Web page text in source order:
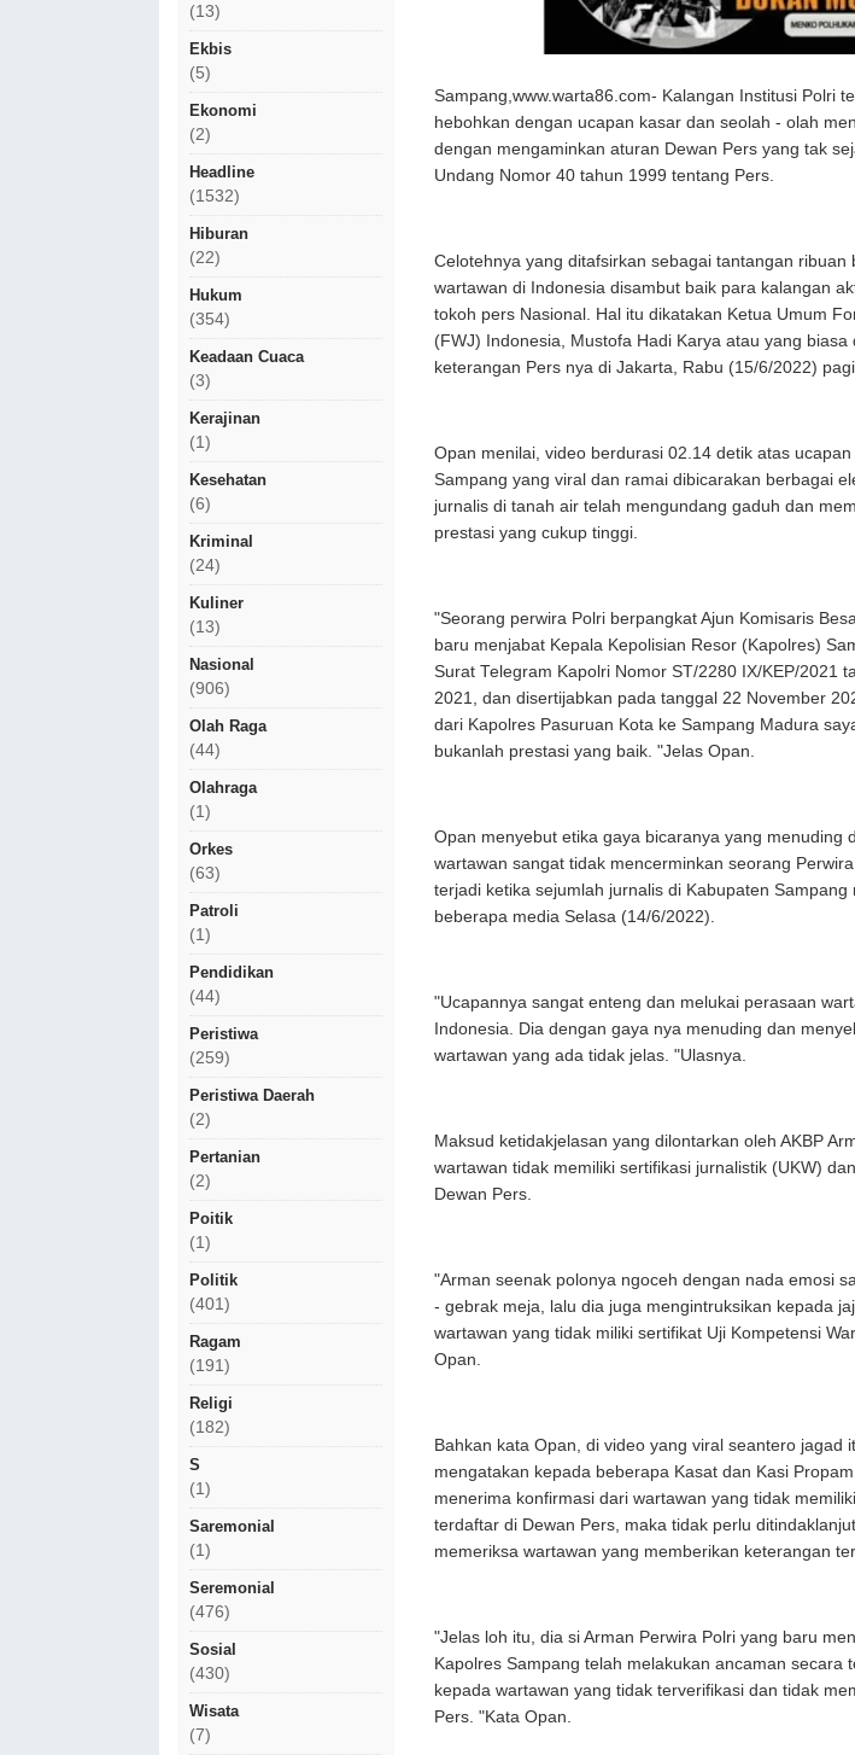
(13)
Ekbis
(5)
Ekonomi
(2)
Headline
(1532)
Hiburan
(22)
Hukum
(354)
Keadaan Cuaca
(3)
Kerajinan
(1)
Kesehatan
(6)
Kriminal
(24)
Kuliner
(13)
Nasional
(906)
Olah Raga
(44)
Olahraga
(1)
Orkes
(63)
Patroli
(1)
Pendidikan
(44)
Peristiwa
(259)
Peristiwa Daerah
(2)
Pertanian
(2)
Poitik
(1)
Politik
(401)
Ragam
(191)
Religi
(182)
S
(1)
Saremonial
(1)
Seremonial
(476)
Sosial
(430)
Wisata
(7)
Sampang,www.warta86.com- Kalangan Institusi Polri
hebohkan dengan ucapan kasar dan seolah - olah
dengan mengaminkan aturan Dewan Pers yang tak
Undang Nomor 40 tahun 1999 tentang Pers.
Celotehnya yang ditafsirkan sebagai tantangan ribuan
wartawan di Indonesia disambut baik para kalangan
tokoh pers Nasional. Hal itu dikatakan Ketua Umum
(FWJ) Indonesia, Mustofa Hadi Karya atau yang biasa
keterangan Pers nya di Jakarta, Rabu (15/6/2022) pagi.
Opan menilai, video berdurasi 02.14 detik atas ucapan
Sampang yang viral dan ramai dibicarakan berbagai
jurnalis di tanah air telah mengundang gaduh dan
prestasi yang cukup tinggi.
"Seorang perwira Polri berpangkat Ajun Komisaris
baru menjabat Kepala Kepolisian Resor (Kapolres)
Surat Telegram Kapolri Nomor ST/2280 IX/KEP/2021
2021, dan disertijabkan pada tanggal 22 November
dari Kapolres Pasuruan Kota ke Sampang Madura
bukanlah prestasi yang baik. "Jelas Opan.
Opan menyebut etika gaya bicaranya yang menuding
wartawan sangat tidak mencerminkan seorang
terjadi ketika sejumlah jurnalis di Kabupaten Sampang
beberapa media Selasa (14/6/2022).
"Ucapannya sangat enteng dan melukai perasaan
Indonesia. Dia dengan gaya nya menuding dan
wartawan yang ada tidak jelas. "Ulasnya.
Maksud ketidakjelasan yang dilontarkan oleh AKBP
wartawan tidak memiliki sertifikasi jurnalistik (UKW)
Dewan Pers.
"Arman seenak polonya ngoceh dengan nada emosi
- gebrak meja, lalu dia juga mengintruksikan kepada
wartawan yang tidak miliki sertifikat Uji Kompetensi
Opan.
Bahkan kata Opan, di video yang viral seantero jagad
mengatakan kepada beberapa Kasat dan Kasi
menerima konfirmasi dari wartawan yang tidak
terdaftar di Dewan Pers, maka tidak perlu
memeriksa wartawan yang memberikan keterangan
"Jelas loh itu, dia si Arman Perwira Polri yang baru
Kapolres Sampang telah melakukan ancaman secara
kepada wartawan yang tidak terverifikasi dan tidak
Pers. "Kata Opan.